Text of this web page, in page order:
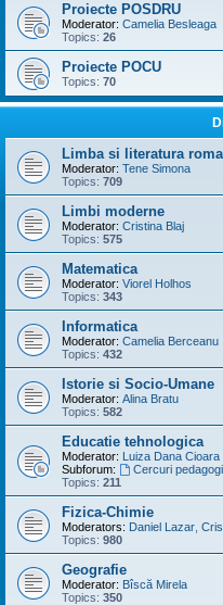
Proiecte POSDRU
Moderator: Camelia Besleaga
Topics: 26
Proiecte POCU
Topics: 70
Limba si literatura
Moderator: Tene Simona
Topics: 709
Limbi moderne
Moderator: Cristina Blaj
Topics: 575
Matematica
Moderator: Viorel Holhos
Topics: 343
Informatica
Moderator: Camelia Berceanu
Topics: 432
Istorie si Socio-Umane
Moderator: Alina Bratu
Topics: 582
Educatie tehnologica
Moderator: Luiza Dana Cioara
Subforum:
Cercuri
Topics: 211
Fizica-Chimie
Moderators: Daniel Lazar
Topics: 980
Geografie
Moderator: Bîscă Mirela
Topics: 350